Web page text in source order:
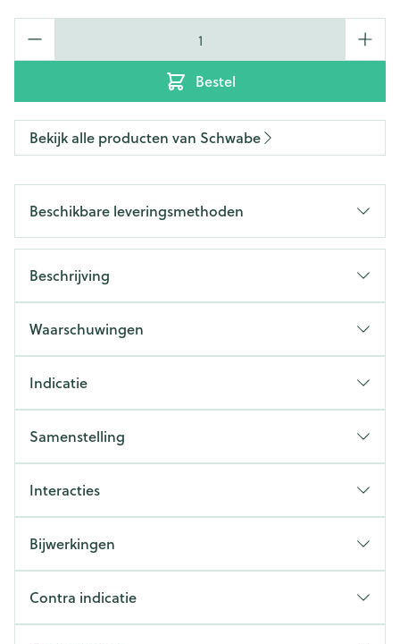
Bestel
Bekijk alle producten van Schwabe
Beschikbare leveringsmethoden
Beschrijving
Waarschuwingen
Indicatie
Samenstelling
Interacties
Bijwerkingen
Contra indicatie